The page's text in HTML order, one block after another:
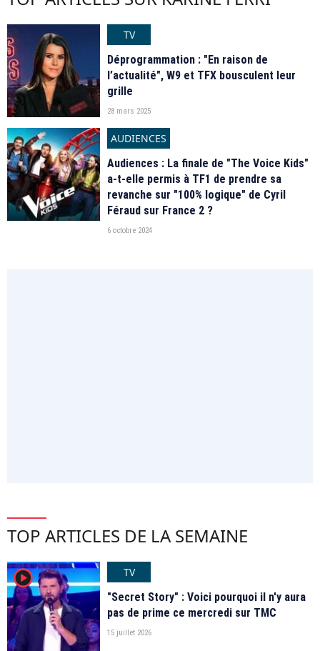
TV
Déprogrammation : "En raison de
l’actualité", W9 et TFX bousculent leur
grille
28 mars 2025
AUDIENCES
Audiences : La finale de "The Voice Kids"
a-t-elle permis à TF1 de prendre sa
revanche sur "100% logique" de Cyril
Féraud sur France 2 ?
6 octobre 2024
TOP ARTICLES DE LA SEMAINE
player2
TV
"Secret Story" : Voici pourquoi il n'y aura
pas de prime ce mercredi sur TMC
15 juillet 2026